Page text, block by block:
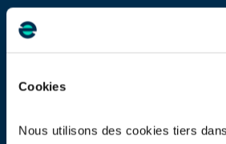
Cookies
Nous utilisons des cookies tiers
Dégivrage, dépoussiérage de la grille et
gestes simples pour assurer son bon